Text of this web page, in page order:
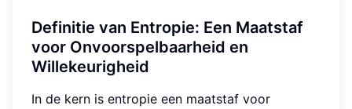
Definitie van Entropie: Een Maatstaf
voor Onvoorspelbaarheid en
Willekeurigheid
In de kern is entropie een maatstaf voor